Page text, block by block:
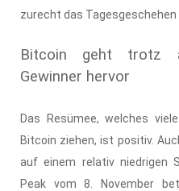
zurecht das
Bitcoin geht trotz
Gewinner hervor
Das Resümee, welches
Bitcoin ziehen, ist positiv.
auf einem relativ niedrigen
Peak vom 8. November